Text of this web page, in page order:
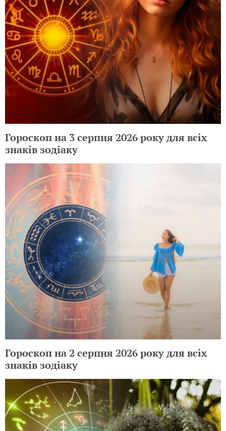
Гороскоп на 3 серпня 2026 року для всіх
знаків зодіаку
Гороскоп на 2 серпня 2026 року для всіх
знаків зодіаку